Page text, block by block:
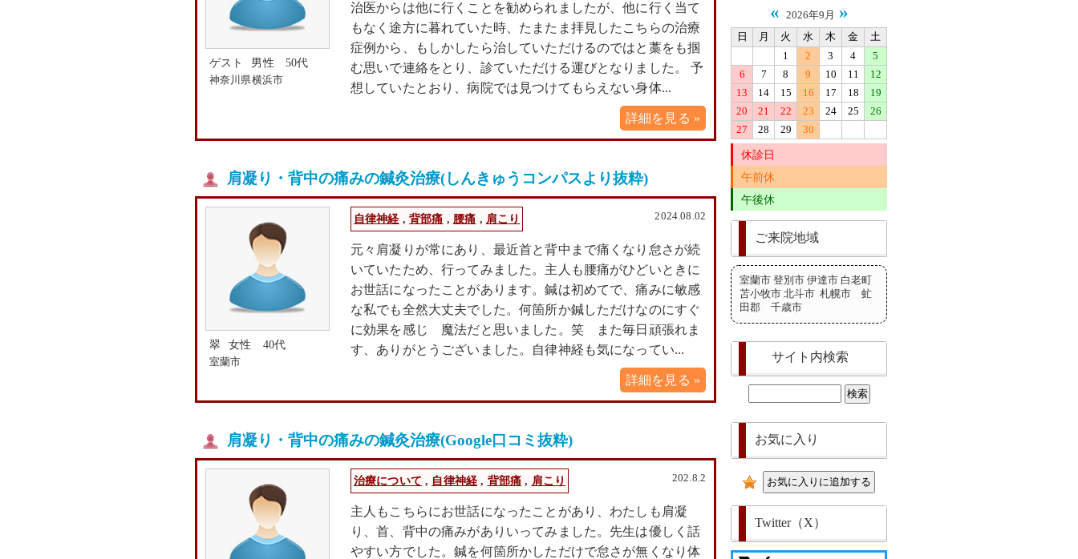
ゲスト 男性 50代
神奈川県横浜市
治医からは他に行くことを勧められましたが、他に行く当て
もなく途方に暮れていた時、たまたま拝見したこちらの治療
症例から、もしかしたら治していただけるのではと藁をも掴
む思いで連絡をとり、診ていただける運びとなりました。 予
想していたとおり、病院では見つけてもらえない身体...
詳細を見る »
肩凝り・背中の痛みの鍼灸治療(しんきゅうコンパスより抜粋)
翠 女性 40代
室蘭市
自律神経,背部痛 , 腰痛 , 肩こり 2024.08.02
元々肩凝りが常にあり、最近首と背中まで痛くなり怠さが続
いていたため、行ってみました。主人も腰痛がひどいときに
お世話になったことがあります。鍼は初めてで、痛みに敏感
な私でも全然大丈夫でした。何箇所か鍼しただけなのにすぐ
に効果を感じ 魔法だと思いました。笑 また毎日頑張れま
す、ありがとうございました。自律神経も気になってい...
詳細を見る »
肩凝り・背中の痛みの鍼灸治療(Google口コミ抜粋)
治療について , 自律神経, 背部痛 , 肩こり 202.8.2
主人もこちらにお世話になったことがあり、わたしも肩凝
り、首、背中の痛みがありいってみました。先生は優しく話
やすい方でした。鍼を何箇所かしただけで怠さが無くなり体
« 2026年9月 »
日 月 火 水 木 金
土
1
2 3 4
5
6
7 8 9 10 11
12
13
14 15 16 17 18
19
20
21 22 23 24 25
26
27
28 29 30
休診日
午前休
午後休
ご来院地域
室蘭市 登別市 伊達市 白老町
苫小牧市 北斗市 札幌市 虻
田郡 千歳市
サイト内検索
お気に入り
Twitter（X）